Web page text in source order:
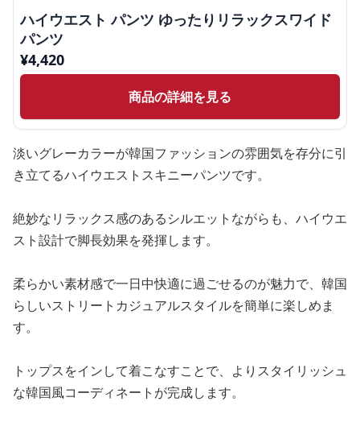
ハイウエスト パンツ ゆったりリラックスワイド
パンツ
¥4,420
商品の詳細を見る
淡いグレーカラーが韓国ファッションの雰囲気を存分に引
き立てるハイウエストスキニーパンツです。
絶妙なリラックス感のあるシルエットながらも、ハイウエ
スト設計で脚長効果を発揮します。
柔らかい素材感で一日中快適に過ごせるのが魅力で、韓国
らしいストリートカジュアルスタイルを簡単に楽しめま
す。
トップスをインして着こなすことで、よりスタイリッシュ
な韓国風コーディネートが完成します。